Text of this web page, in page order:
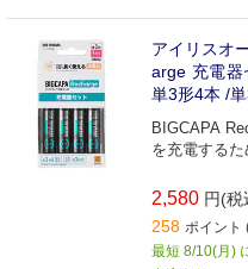
アイリスオ
arge 充電
単3形4本 /
BIGCAPA
を充電するた
2,580 円(税
258 ポイント
最短 8/10(月)